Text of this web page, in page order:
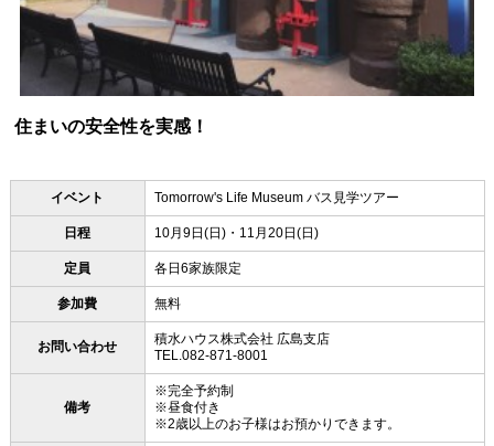
住まいの安全性を実感！
イベント Tomorrow's Life Museum バス見学ツアー
日程 10月9日(日)・11月20日(日)
定員 各日6家族限定
参加費 無料
お問い合わせ
積水ハウス株式会社 広島支店
TEL.082-871-8001
備考
※完全予約制
※昼食付き
※2歳以上のお子様はお預かりできます。